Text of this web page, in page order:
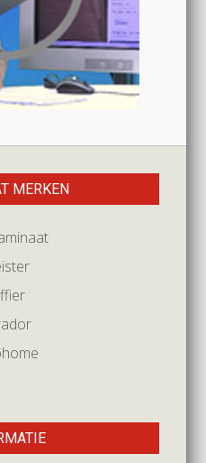
MERKEN